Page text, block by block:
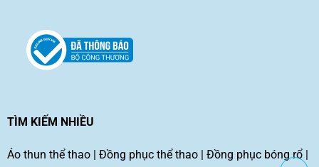
TÌM KIẾM NHIỀU
Áo thun thể thao| Đồng phục thể thao| Đồng phục bóng rổ|